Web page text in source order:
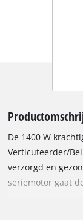
De 1400 W
Verticuteerder/
verzorgd en
seriemotor gaat
De 3-in-1